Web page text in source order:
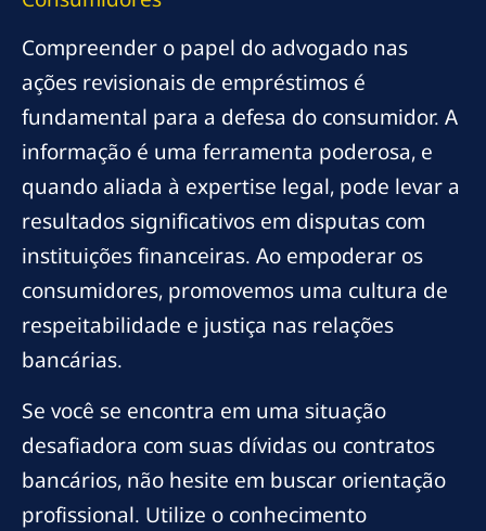
Compreender o papel do advogado nas
ações revisionais de empréstimos é
fundamental para a defesa do consumidor. A
informação é uma ferramenta poderosa, e
quando aliada à expertise legal, pode levar a
resultados significativos em disputas com
instituições financeiras. Ao empoderar os
consumidores, promovemos uma cultura de
respeitabilidade e justiça nas relações
bancárias.
Se você se encontra em uma situação
desafiadora com suas dívidas ou contratos
bancários, não hesite em buscar orientação
profissional. Utilize o conhecimento